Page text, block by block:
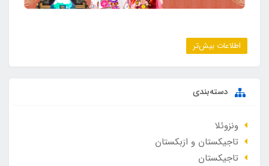
اطلاعات بیش‌تر
دسته‌بندی
ونزوئلا
تاجیکستان و ازبکستان
تاجیکستان